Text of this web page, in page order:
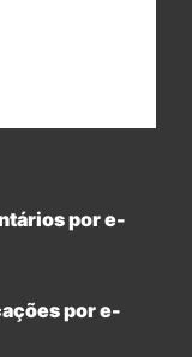
por e-
por e-